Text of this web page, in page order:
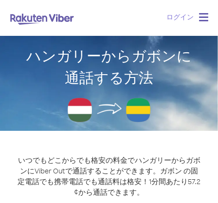
ログイン
ハンガリーからガボンに
通話する方法
いつでもどこからでも格安の料金でハンガリーからガボ
ンにViber Outで通話することができます。
ガボン の固
定電話でも携帯電話でも通話料は格安！1分間あたり57.2
¢から通話できます。